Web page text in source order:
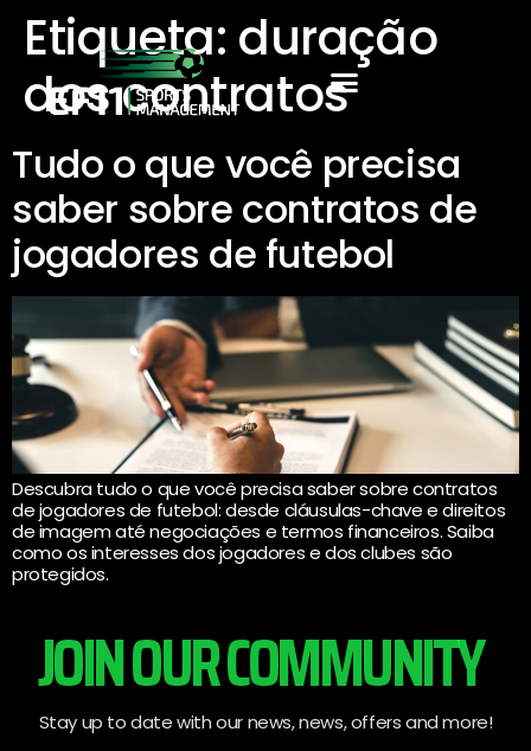
Etiqueta: duração
dos contratos
Tudo o que você precisa
saber sobre contratos de
jogadores de futebol
Descubra tudo o que você precisa saber sobre contratos
de jogadores de futebol: desde cláusulas-chave e direitos
de imagem até negociações e termos financeiros. Saiba
como os interesses dos jogadores e dos clubes são
protegidos.
JOIN OUR COMMUNITY
Stay up to date with our news, news, offers and more!